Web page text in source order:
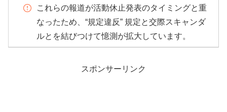
これらの報道が活動休止発表のタイミングと重
なったため、“規定違反” 規定と交際スキャンダ
ルとを結びつけて憶測が拡大しています。
スポンサーリンク